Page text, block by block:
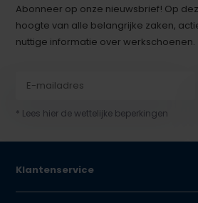
Abonneer op onze nieuwsbrief! Op
hoogte van alle belangrijke zaken,
nuttige informatie over werkschoenen.
* Lees hier de wettelijke beperkingen
Klantenservice